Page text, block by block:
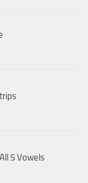
5 Vowels